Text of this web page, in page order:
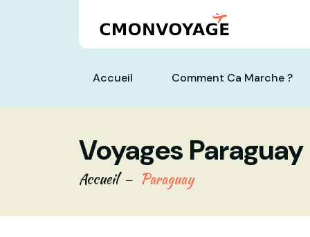
Accueil Comment Ca Marche ?
Voyages Paraguay
Accueil Paraguay